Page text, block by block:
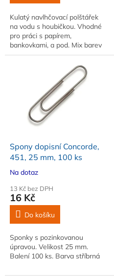
Kulatý navlhčovací polštářek
na vodu s houbičkou. Vhodné
pro práci s papírem,
bankovkami, a pod. Mix barev
(bez možnosti výběru)
Spony dopisní Concorde,
451, 25 mm, 100 ks
Na dotaz
13 Kč bez DPH
16 Kč
Do košíku
Sponky s pozinkovanou
úpravou. Velikost 25 mm.
Balení 100 ks. Barva stříbrná